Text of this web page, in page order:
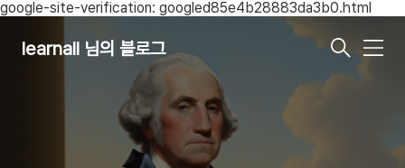
google-site-verification: googled85e4b28883da3b0.html
learnall 님의 블로그
메